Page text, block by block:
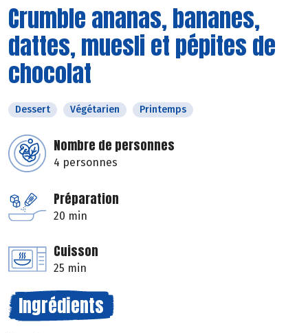
Crumble ananas, bananes,
dattes, muesli et pépites de
chocolat
Dessert Végétarien Printemps
Nombre de personnes
4 personnes
Préparation
20 min
Cuisson
25 min
Ingrédients